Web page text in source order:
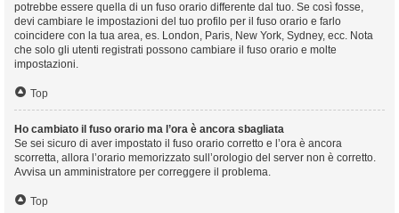
potrebbe essere quella di un fuso orario differente dal tuo. Se così fosse,
devi cambiare le impostazioni del tuo profilo per il fuso orario e farlo
coincidere con la tua area, es. London, Paris, New York, Sydney, ecc. Nota
che solo gli utenti registrati possono cambiare il fuso orario e molte
impostazioni.
Top
Ho cambiato il fuso orario ma l’ora è ancora sbagliata
Se sei sicuro di aver impostato il fuso orario corretto e l’ora è ancora
scorretta, allora l’orario memorizzato sull’orologio del server non è corretto.
Avvisa un amministratore per correggere il problema.
Top